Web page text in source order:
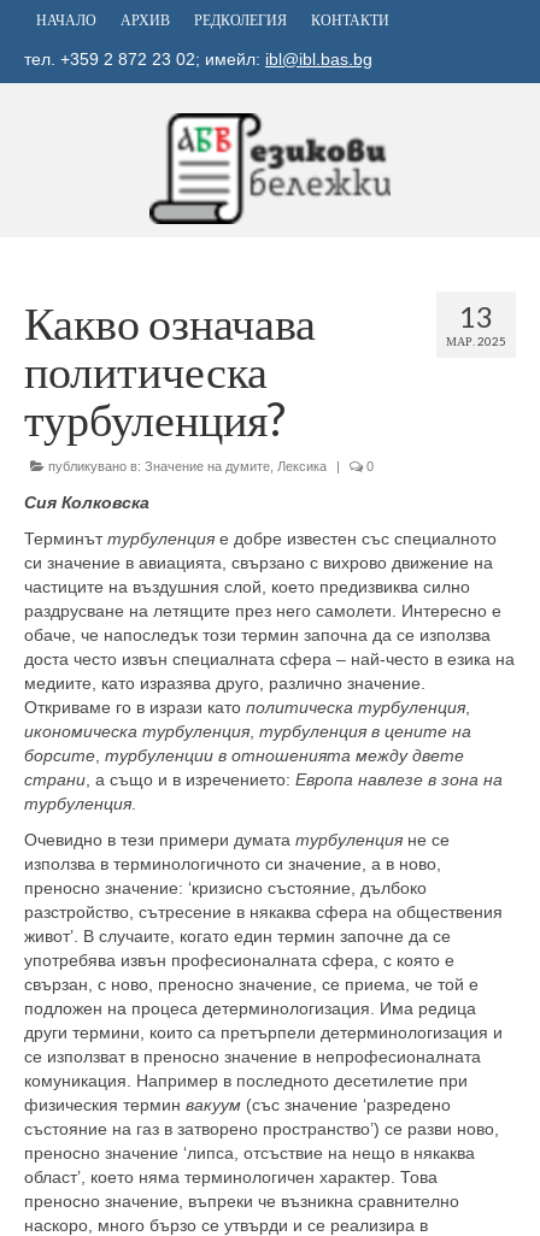
НАЧАЛО АРХИВ РЕДКОЛЕГИЯ КОНТАКТИ
тел. +359 2 872 23 02; имейл: ibl@ibl.bas.bg
13
МАР. 2025
Какво означава
политическа
турбуленция?
публикувано в: Значение на думите Лексика | 0
Сия Колковска
Терминъттурбуленция е добре известен със специалното
си значение в авиацията, свързано с вихрово движение на
частиците на въздушния слой, което предизвиква силно
раздрусване на летящите през него самолети. Интересно е
обаче, че напоследък този термин започна да се използва
доста често извън специалната сфера – най-често в езика на
медиите, като изразява друго, различно значение.
Откриваме го в изрази като политическа турбуленция
икономическа турбуленция турбуленция в цените на
борсите турбуленции в отношенията между двете
страни а също и в изречението: Европа навлезе в зона на
турбуленция
Очевидно в тези примери думата турбуленция не се
използва в терминологичното си значение, а в ново,
преносно значение: ‘кризисно състояние, дълбоко
разстройство, сътресение в някаква сфера на обществения
живот’. В случаите, когато един термин започне да се
употребява извън професионалната сфера, с която е
свързан, с ново, преносно значение, се приема, че той е
подложен на процеса детерминологизация. Има редица
други термини, които са претърпели детерминологизация и
се използват в преносно значение в непрофесионалната
комуникация. Например в последното десетилетие при
физическия термин вакуум (със значение ‘разредено
състояние на газ в затворено пространство’) се разви ново,
преносно значение ‘липса, отсъствие на нещо в някаква
област’, което няма терминологичен характер. Това
преносно значение, въпреки че възникна сравнително
наскоро, много бързо се утвърди и се реализира в